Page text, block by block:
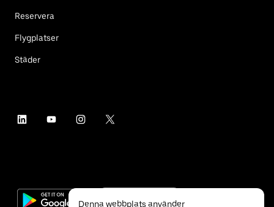
Reservera
Flygplatser
Städer
Denna webbplats använder